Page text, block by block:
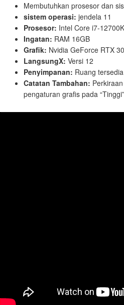
Membutuhkan prosesor dan
sistem operasi: jendela 11
Prosesor: Intel Core i7-
Ingatan: RAM 16GB
Grafik: Nvidia GeForce RTX
LangsungX: Versi 12
Penyimpanan: Ruang
Catatan Tambahan:
pengaturan grafis pada